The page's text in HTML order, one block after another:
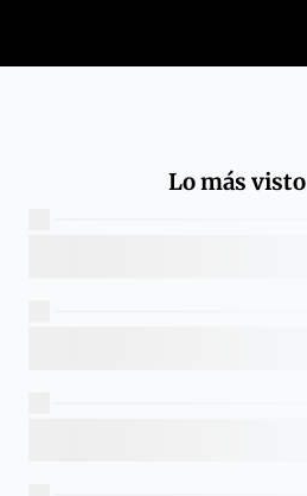
Lo más visto